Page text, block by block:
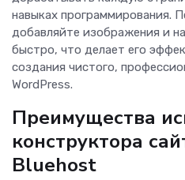
навыках программирования.
добавляйте изображения и
быстро, что делает его
создания чистого,
WordPress.
Преимущества
конструктора
Bluehost